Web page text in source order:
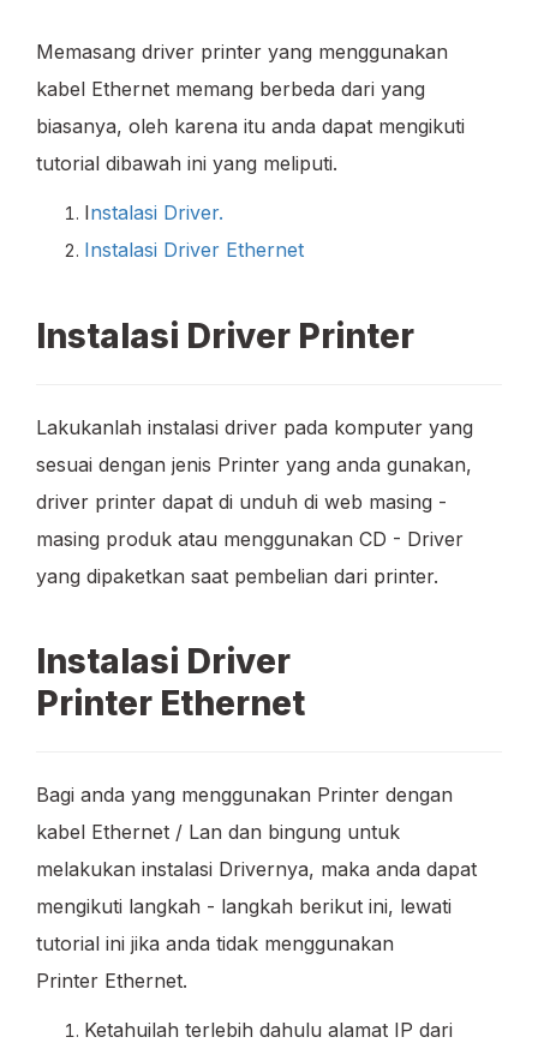
Memasang driver printer yang menggunakan
kabel Ethernet memang berbeda dari yang
biasanya, oleh karena itu anda dapat mengikuti
tutorial dibawah ini yang meliputi.
Instalasi Driver.
Instalasi Driver Ethernet
Instalasi Driver Printer
Lakukanlah instalasi driver pada komputer yang
sesuai dengan jenis Printer yang anda gunakan,
driver printer dapat di unduh di web masing -
masing produk atau menggunakan CD - Driver
yang dipaketkan saat pembelian dari printer.
Instalasi Driver
Printer Ethernet
Bagi anda yang menggunakan Printer dengan
kabel Ethernet / Lan dan bingung untuk
melakukan instalasi Drivernya, maka anda dapat
mengikuti langkah - langkah berikut ini, lewati
tutorial ini jika anda tidak menggunakan
Printer Ethernet.
Ketahuilah terlebih dahulu alamat IP dari